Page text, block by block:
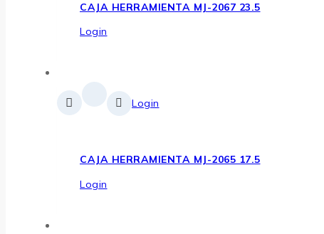
CAJA HERRAMIENTA MJ-2067 23.5
Login
Login
CAJA HERRAMIENTA MJ-2065 17.5
Login